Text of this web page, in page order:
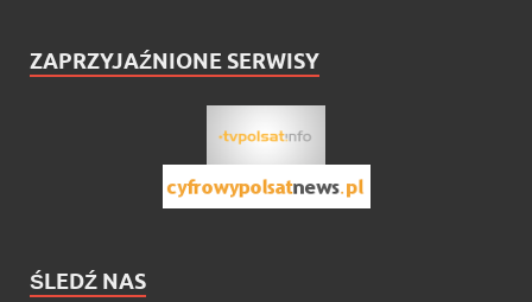
ZAPRZYJAŹNIONE SERWISY
ŚLEDŹ NAS